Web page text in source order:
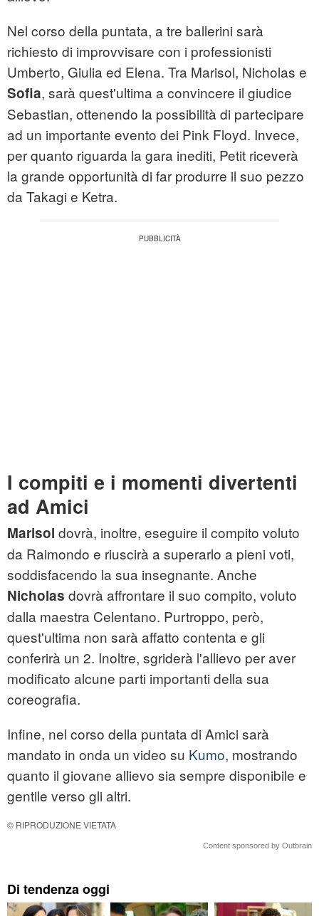
Nel corso della puntata, a tre ballerini sarà
richiesto di improvvisare con i professionisti
Umberto, Giulia ed Elena. Tra Marisol, Nicholas e
Sofia, sarà quest'ultima a convincere il giudice
Sebastian, ottenendo la possibilità di partecipare
ad un importante evento dei Pink Floyd. Invece,
per quanto riguarda la gara inediti, Petit riceverà
la grande opportunità di far produrre il suo pezzo
da Takagi e Ketra.
I compiti e i momenti divertenti
ad Amici
Marisol dovrà, inoltre, eseguire il compito voluto
da Raimondo e riuscirà a superarlo a pieni voti,
soddisfacendo la sua insegnante. Anche
Nicholas dovrà affrontare il suo compito, voluto
dalla maestra Celentano. Purtroppo, però,
quest'ultima non sarà affatto contenta e gli
conferirà un 2. Inoltre, sgriderà l'allievo per aver
modificato alcune parti importanti della sua
coreografia.
Infine, nel corso della puntata di Amici sarà
mandato in onda un video su Kumo, mostrando
quanto il giovane allievo sia sempre disponibile e
gentile verso gli altri.
© RIPRODUZIONE VIETATA
Content sponsored by Outbrain
Di tendenza oggi